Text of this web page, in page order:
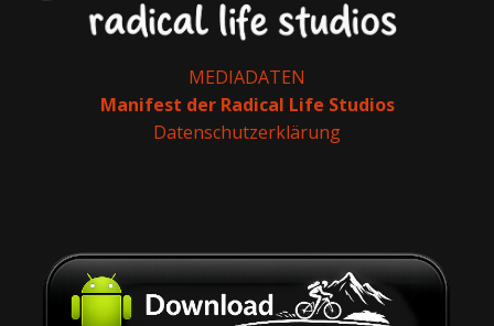
MEDIADATEN
Manifest der Radical Life Studios
Datenschutzerklärung